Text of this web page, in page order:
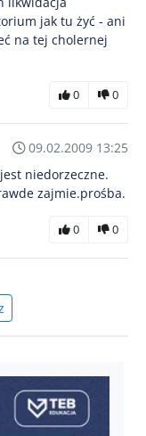
jak tu żyć - ani
na tej cholernej
0 0
09.02.2009 13:25
niedorzeczne.
zajmie.prośba.
0 0